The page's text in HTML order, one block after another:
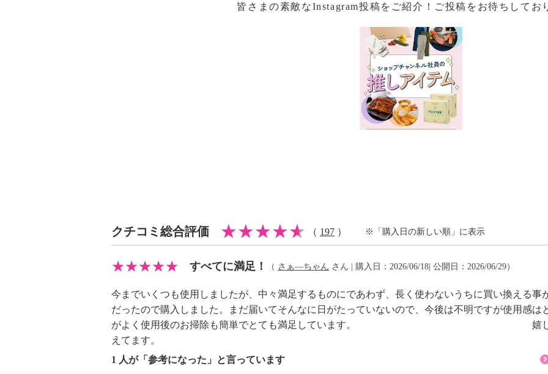
・外寸：約幅２５．２×全長４６．７×高さ９ｃｍ ※全長、
・底丸パンプラスのガラス蓋使用可能。
・食器洗い機：不可、食器乾燥機：不可
【使用上の注意】
※詳細は取扱説明書参照
・揚げ物調理はしない。
・取扱説明書（レシピ兼用）
皆さまの素敵なInstagram投稿をご紹介！ご投稿をお待ちしてお
クチコミ総合評価 （ 197 ） ※「購入日の新しい順」に表示
すべてに満足！ （ さぁ—ちゃん さん | 購入日：2026/06/18| 公開日：2026/06/29）
今までいくつも使用しましたが、中々満足するものにであわず、長く使わないうちに買い換える事
だったので購入しました。まだ届いてそんなに日がたっていないので、今後は不明ですが使用感は
がよく使用後のお掃除も簡単でとても満足しています。 嬉しくてフ
えてます。
1 人が「参考になった」と言っています